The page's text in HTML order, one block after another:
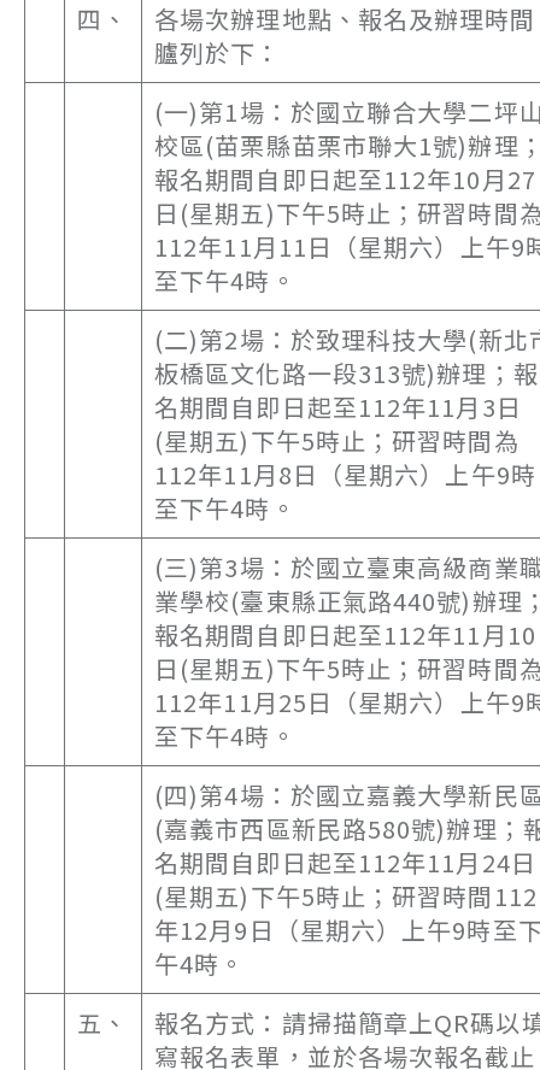
四、
各場次辦理地點、報名及辦理時間
臚列於下：
(一)第1場：於國立聯合大學二坪
校區(苗栗縣苗栗市聯大1號)辦理
報名期間自即日起至112年10月27
日(星期五)下午5時止；研習時間
112年11月11日（星期六）上午9
至下午4時。
(二)第2場：於致理科技大學(新北
板橋區文化路一段313號)辦理；報
名期間自即日起至112年11月3日
(星期五)下午5時止；研習時間為
112年11月8日（星期六）上午9時
至下午4時。
(三)第3場：於國立臺東高級商業
業學校(臺東縣正氣路440號)辦理
報名期間自即日起至112年11月10
日(星期五)下午5時止；研習時間
112年11月25日（星期六）上午9
至下午4時。
(四)第4場：於國立嘉義大學新民
(嘉義市西區新民路580號)辦理；
名期間自即日起至112年11月24日
(星期五)下午5時止；研習時間112
年12月9日（星期六）上午9時至
午4時。
五、
報名方式：請掃描簡章上QR碼以
寫報名表單，並於各場次報名截止